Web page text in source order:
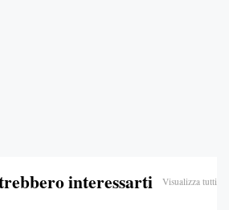
interessarti Visualizza tutti